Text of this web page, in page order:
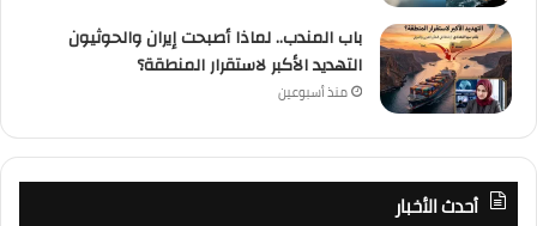
باب المندب.. لماذا أصبحت إيران والحوثيون
التهديد الأكبر لاستقرار المنطقة؟
منذ أسبوعين
أحدث الأخبار